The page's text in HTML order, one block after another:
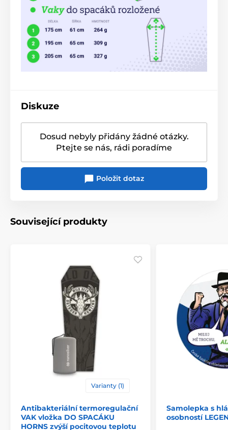
Diskuze
Dosud nebyly přidány žádné otázky.
Ptejte se nás, rádi poradíme
Položit dotaz
Související produkty
Varianty (1)
Antibakteriální termoregulační
VAK vložka DO SPACÁKU
HORNS zvýší pocitovou teplotu
Samolepka s
osobností